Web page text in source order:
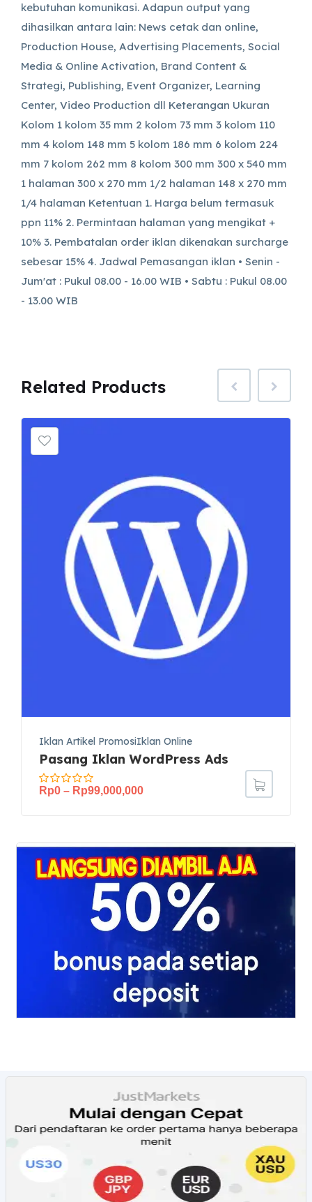
kebutuhan komunikasi. Adapun output yang
dihasilkan antara lain: News cetak dan online,
Production House, Advertising Placements, Social
Media & Online Activation, Brand Content &
Strategi, Publishing, Event Organizer, Learning
Center, Video Production dll Keterangan Ukuran
Kolom 1 kolom 35 mm 2 kolom 73 mm 3 kolom 110
mm 4 kolom 148 mm 5 kolom 186 mm 6 kolom 224
mm 7 kolom 262 mm 8 kolom 300 mm 300 x 540 mm
1 halaman 300 x 270 mm 1/2 halaman 148 x 270 mm
1/4 halaman Ketentuan 1. Harga belum termasuk
ppn 11% 2. Permintaan halaman yang mengikat +
10% 3. Pembatalan order iklan dikenakan surcharge
sebesar 15% 4. Jadwal Pemasangan iklan • Senin -
Jum'at : Pukul 08.00 - 16.00 WIB • Sabtu : Pukul 08.00
- 13.00 WIB
Related Products
Iklan Artikel PromosiIklan Online
Pasang Iklan WordPress Ads
Rp0 – Rp99,000,000